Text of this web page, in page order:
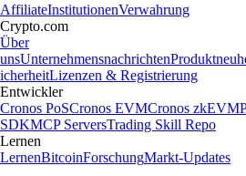
AffiliateInstitutionenVerwahrung
Crypto.com
Über
unsUnternehmensnachrichten
icherheitLizenzen & Registrierung
Entwickler
Cronos PoSCronos EVMCronos zkEVM
SDKMCP ServersTrading Skill Repo
Lernen
LernenBitcoinForschungMarkt-Updates